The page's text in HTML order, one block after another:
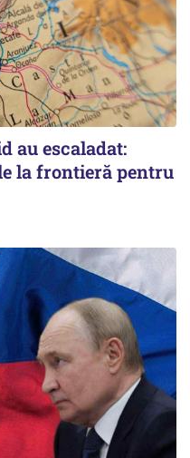
au escaladat:
la frontieră pentru